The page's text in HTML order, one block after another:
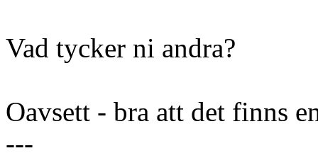
Vad tycker ni andra?
Oavsett - bra att det finns
---